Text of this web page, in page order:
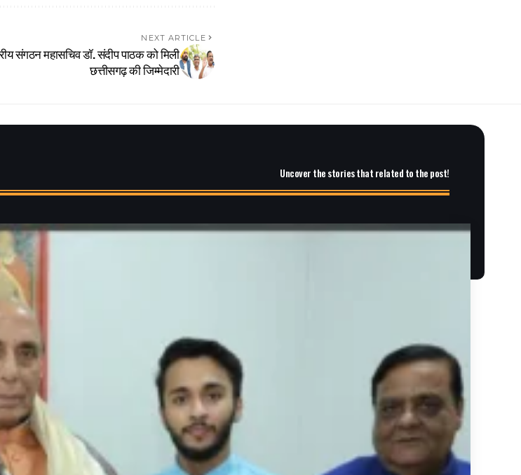
NEXT ARTICLE
संगठन महासचिव डॉ. संदीप पाठक को मिली
छत्तीसगढ़ की जिम्मेदारी
Uncover the stories that related to the post!